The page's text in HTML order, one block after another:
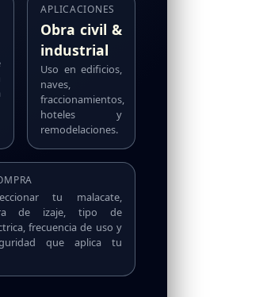
APLICACIONES
Obra civil &
industrial
Uso en edificios,
naves,
fraccionamientos,
hoteles y
remodelaciones.
tu malacate,
de izaje, tipo de
frecuencia de uso y
que aplica tu